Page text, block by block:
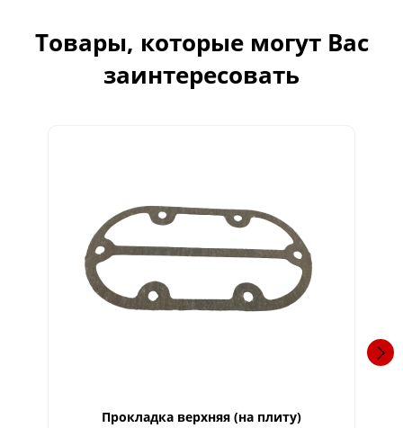
Товары, которые могут Вас
заинтересовать
Прокладка верхняя (на плиту)